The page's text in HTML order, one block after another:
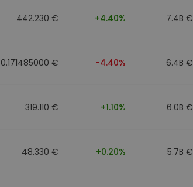
442.230 € +4.40% 7.4B €
0.171485000 € -4.40% 6.4B €
319.110 € +1.10% 6.0B €
48.330 € +0.20% 5.7B €